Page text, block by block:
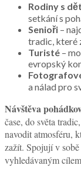
Rodiny s
setkání s
Senioři –
tradic, které
Turisté –
evropský
a nálad pro
Návštěva
čase, do světa
navodit atmosféru,
zažít. Spojují v sobě
vyhledávaným